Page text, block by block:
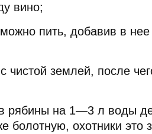
вино;
пить, добавив в нее
землей, после
рябины на 1—3 л воды
болотную, охотники это